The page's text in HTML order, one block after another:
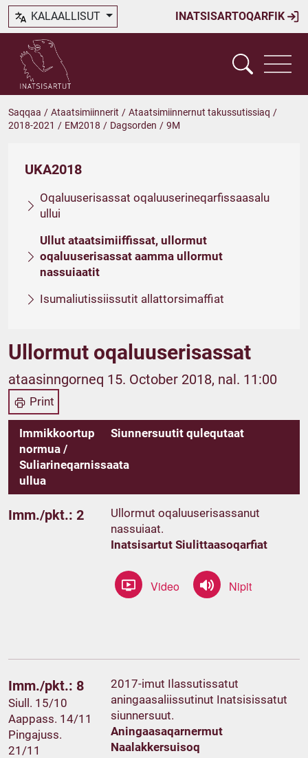
INATSISARTOQARFIK
KALAALLISUT
Saqqaa / Ataatsimiinnerit / Ataatsimiinnernut takussutissiaq /
2018-2021 / EM2018 / Dagsorden / 9M
UKA2018
Oqaluuserisassat oqaluuserineqarfissaasalu
ullui
Ullut ataatsimiiffissat, ullormut
oqaluuserisassat aamma ullormut
nassuiaatit
Isumaliutissiissutit allattorsimaffiat
Ullormut oqaluuserisassat
ataasinngorneq 15. October 2018, nal. 11:00
Print
Immikkoortup
normua /
Suliarineqarnissaata
ullua
Siunnersuutit qulequtaat
Imm./pkt.: 2
Ullormut oqaluuserisassanut
nassuiaat.
Inatsisartut Siulittaasoqarfiat
Imm./pkt.: 8
Siull. 15/10
Aappass. 14/11
Pingajuss.
21/11
2017-imut Ilassutissatut
aningaasaliissutinut Inatsisissatut
siunnersuut.
Aningaasaqarnermut
Naalakkersuisoq